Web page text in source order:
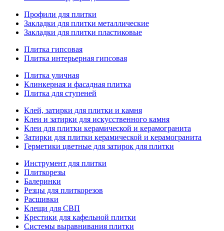
Профили для плитки
Закладки для плитки металлические
Закладки для плитки пластиковые
Плитка гипсовая
Плитка интерьерная гипсовая
Плитка уличная
Клинкерная и фасадная плитка
Плитка для ступеней
Клей, затирки для плитки и камня
Клеи и затирки для искусственного камня
Клеи для плитки керамической и керамогранита
Затирки для плитки керамической и керамогранита
Герметики цветные для затирок для плитки
Инструмент для плитки
Плиткорезы
Балеринки
Резцы для плиткорезов
Расшивки
Клещи для СВП
Крестики для кафельной плитки
Системы выравнивания плитки